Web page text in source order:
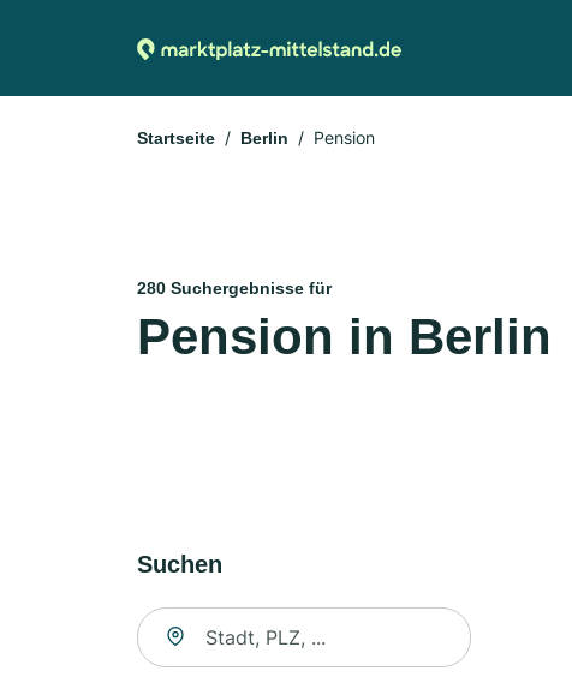
Startseite Berlin Pension
280 Suchergebnisse für
Pension in Berlin
Suchen
Suche nach Ort